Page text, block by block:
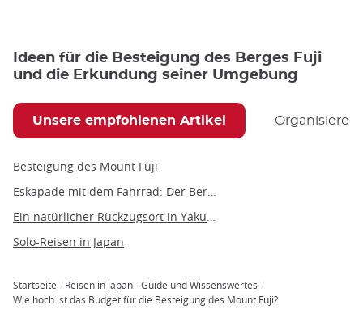
Ideen für die Besteigung des Berges Fuji
und die Erkundung seiner Umgebung
Unsere empfohlenen Artikel Organisieren
Besteigung des Mount Fuji
Solo-Reisen in Japan
Breadcrumb
Startseite
Reisen in Japan - Guide und Wissenswertes
Wie hoch ist das Budget für die Besteigung des Mount Fuji?